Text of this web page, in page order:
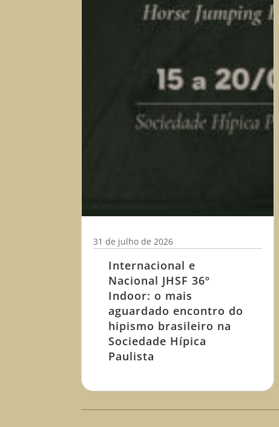
Internacional e
Nacional JHSF 36º
Indoor: o mais
aguardado encontro do
hipismo brasileiro na
Sociedade Hípica
Paulista
31 de julho de 2026